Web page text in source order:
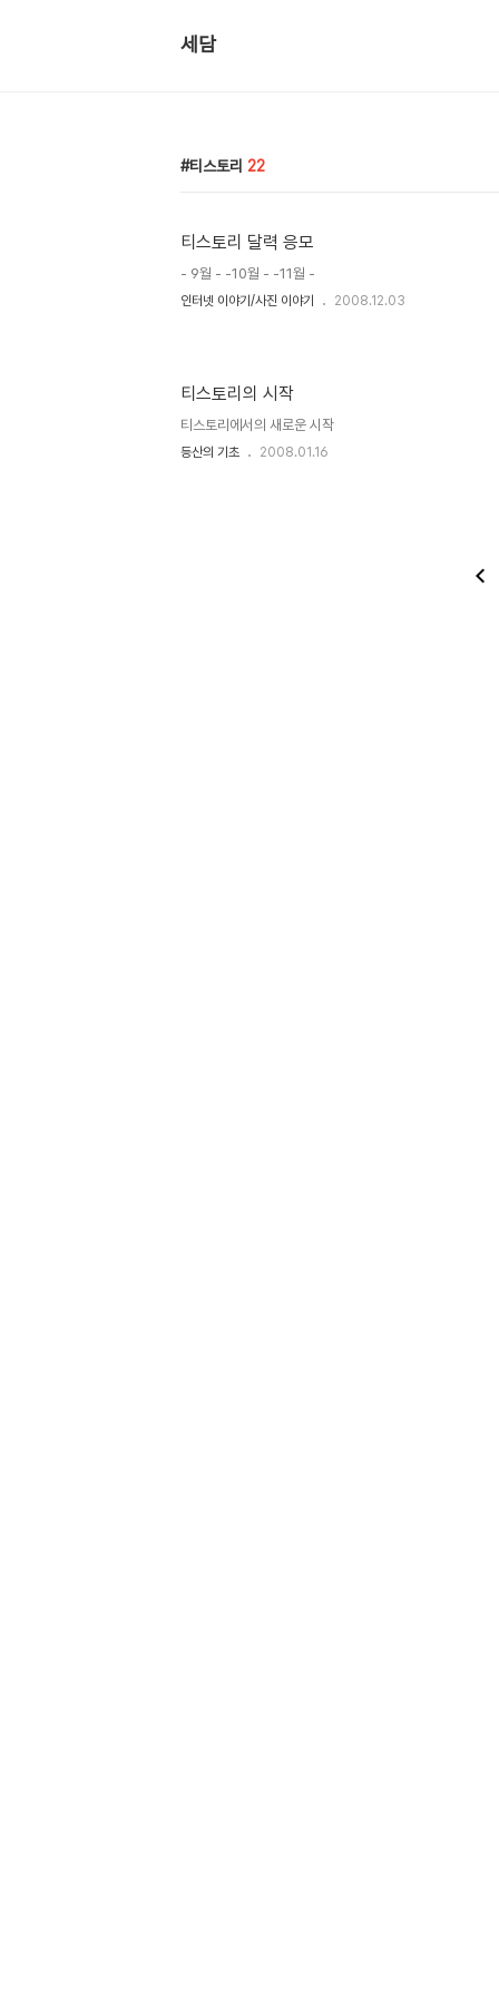
세담
티스토리 22
티스토리 달력 응모
- 9월 - -10월 - -11월 -
인터넷 이야기/사진 이야기 2008.12.03
티스토리의 시작
티스토리에서의 새로운 시작
등산의 기초 2008.01.16